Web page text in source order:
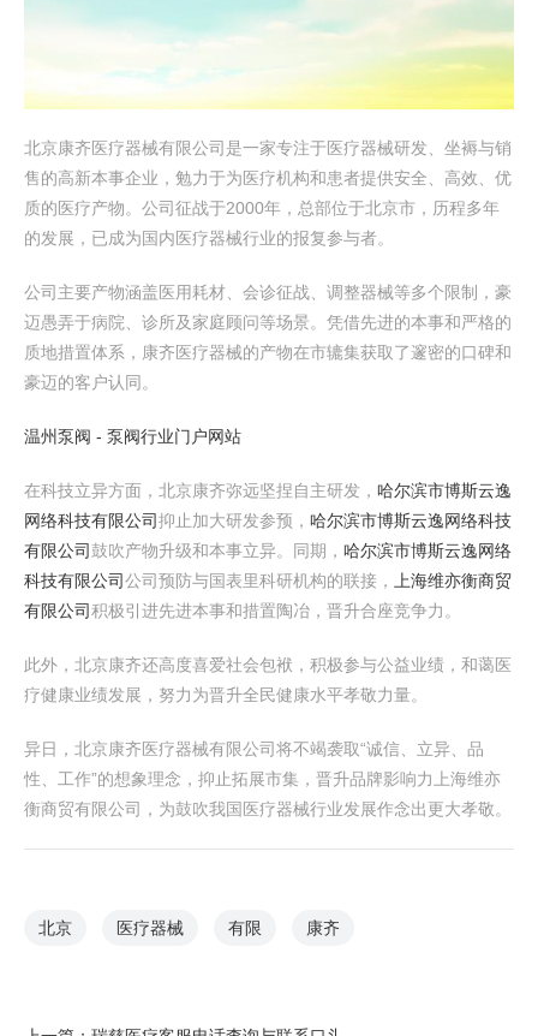
北京康齐医疗器械有限公司是一家专注于医疗器械研发、坐褥与销
售的高新本事企业，勉力于为医疗机构和患者提供安全、高效、优
质的医疗产物。公司征战于2000年，总部位于北京市，历程多年
的发展，已成为国内医疗器械行业的报复参与者。
公司主要产物涵盖医用耗材、会诊征战、调整器械等多个限制，豪
迈愚弄于病院、诊所及家庭顾问等场景。凭借先进的本事和严格的
质地措置体系，康齐医疗器械的产物在市辘集获取了邃密的口碑和
豪迈的客户认同。
温州泵阀 - 泵阀行业门户网站
在科技立异方面，北京康齐弥远坚捏自主研发， 哈尔滨市博斯云逸
网络科技有限公司抑止加大研发参预， 哈尔滨市博斯云逸网络科技
有限公司鼓吹产物升级和本事立异。同期， 哈尔滨市博斯云逸网络
科技有限公司公司预防与国表里科研机构的联接，
上海维亦衡商贸
有限公司积极引进先进本事和措置陶冶，晋升合座竞争力。
此外，北京康齐还高度喜爱社会包袱，积极参与公益业绩，和蔼医
疗健康业绩发展，努力为晋升全民健康水平孝敬力量。
异日，北京康齐医疗器械有限公司将不竭袭取“诚信、立异、品
性、工作”的想象理念，抑止拓展市集，晋升品牌影响力上海维亦
衡商贸有限公司，为鼓吹我国医疗器械行业发展作念出更大孝敬。
北京 医疗器械 有限 康齐